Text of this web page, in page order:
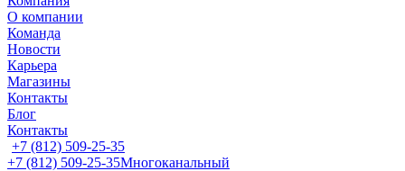
О компании
Команда
Новости
Карьера
Магазины
Контакты
Блог
Контакты
+7 (812) 509-25-35
+7 (812) 509-25-35Многоканальный